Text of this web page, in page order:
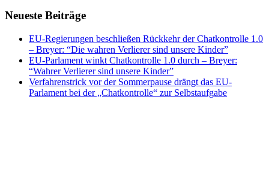
Neueste Beiträge
EU-Regierungen beschließen Rückkehr der Chatkontrolle 1.0
– Breyer: “Die wahren Verlierer sind unsere Kinder”
EU-Parlament winkt Chatkontrolle 1.0 durch – Breyer:
“Wahrer Verlierer sind unsere Kinder”
Verfahrenstrick vor der Sommerpause drängt das EU-
Parlament bei der „Chatkontrolle“ zur Selbstaufgabe